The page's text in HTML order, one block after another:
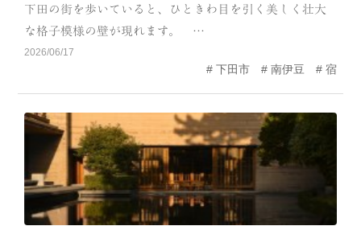
下田の街を歩いていると、ひときわ目を引く美しく壮大
な格子模様の壁が現れます。 …
2026/06/17
下田市 南伊豆 宿